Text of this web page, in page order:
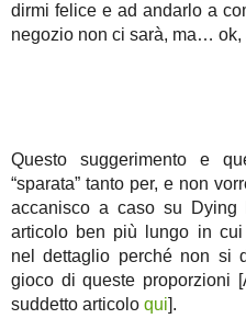
dirmi felice e ad andarlo a
negozio non ci sarà, ma… ok,
Questo suggerimento e
“sparata” tanto per, e non
accanisco a caso su Dying
articolo ben più lungo in cui
nel dettaglio perché non si
gioco di queste proporzioni
suddetto articolo qui].